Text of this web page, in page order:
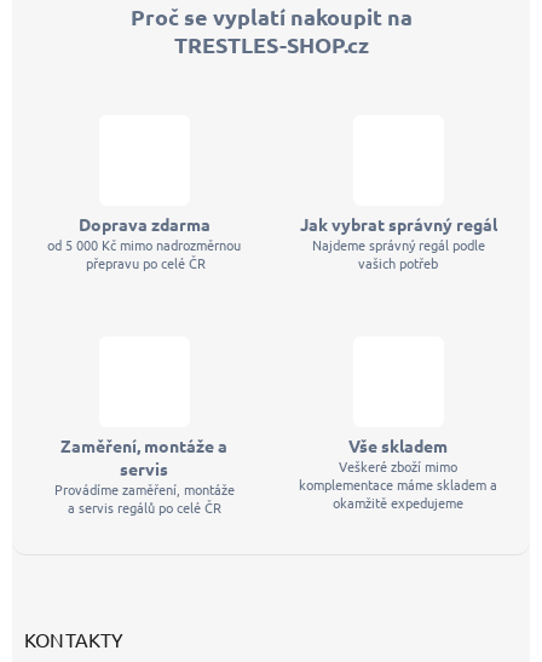
Proč se vyplatí nakoupit na
TRESTLES-SHOP.cz
Doprava zdarma
od 5 000 Kč mimo nadrozměrnou
přepravu po celé ČR
Jak vybrat správný regál
Najdeme správný regál podle
vašich potřeb
Zaměření, montáže a
servis
Provádíme zaměření, montáže
a servis regálů po celé ČR
Vše skladem
Veškeré zboží mimo
komplementace máme skladem a
okamžitě expedujeme
KONTAKTY